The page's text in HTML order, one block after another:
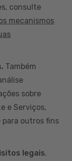
consulte
mecanismos
Também
sobre
e Serviços,
para outros fins
legais.